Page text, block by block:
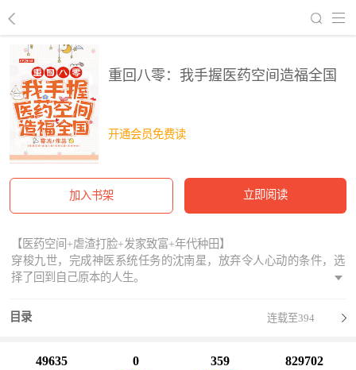
重回八零：我手握医药空间造福全国
开通会员免费读
加入书架 立即阅读
【医药空间+虐渣打脸+发家致富+年代种田】
穿梭九世，完成神医系统任务的沈南星，放弃令人心动的条件，选
择了回到自己原本的人生。
妹妹走入歧途，哥哥外出打工却自此失踪。
如今涅槃归来，她只想改变家人命运，脱离极品亲戚，带领全家过
谁知厚脸皮的系统不依不饶，死皮赖脸的要求沈南星，拯救这个世
目录 连载至394
49635 0 359 829702